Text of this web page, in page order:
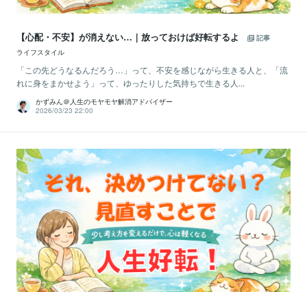
【心配・不安】が消えない…｜放っておけば好転するよ
記事
ライフスタイル
「この先どうなるんだろう…」って、不安を感じながら生きる人と、「流
れに身をまかせよう」って、ゆったりした気持ちで生きる人...
かずみん＠人生のモヤモヤ解消アドバイザー
2026/03/23 22:00